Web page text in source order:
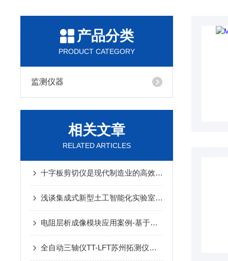
产品分类
PRODUCT CATEGORY
监测仪器
相关文章
RELATED ARTICLES
十字板剪切仪是现代制造业的高效切割工具
浅谈集成式新型土工智能化实验室建设
电阻层析成像模块应用案例-基于电阻层析成像的综采面突水监测研究
全自动三轴仪TT-LFT苏州拓测仪器设备有限公司